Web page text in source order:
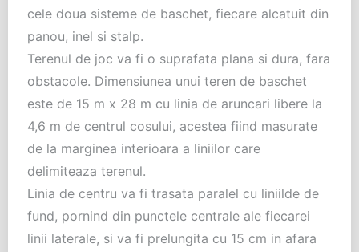
cele doua sisteme de baschet, fiecare alcatuit din
panou, inel si stalp.
Terenul de joc va fi o suprafata plana si dura, fara
obstacole. Dimensiunea unui teren de baschet
este de 15 m x 28 m cu linia de aruncari libere la
4,6 m de centrul cosului, acestea fiind masurate
de la marginea interioara a liniilor care
delimiteaza terenul.
Linia de centru va fi trasata paralel cu liniilde de
fund, pornind din punctele centrale ale fiecarei
linii laterale, si va fi prelungita cu 15 cm in afara